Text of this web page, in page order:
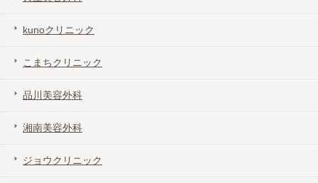
kunoクリニック
こまちクリニック
品川美容外科
湘南美容外科
ジョウクリニック